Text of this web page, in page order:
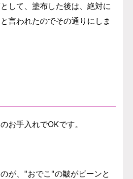
して、塗布した後は、絶対に
言われたのでその通りにしま
お手入れでOKです。
が、"おでこ"の皺がピーンと